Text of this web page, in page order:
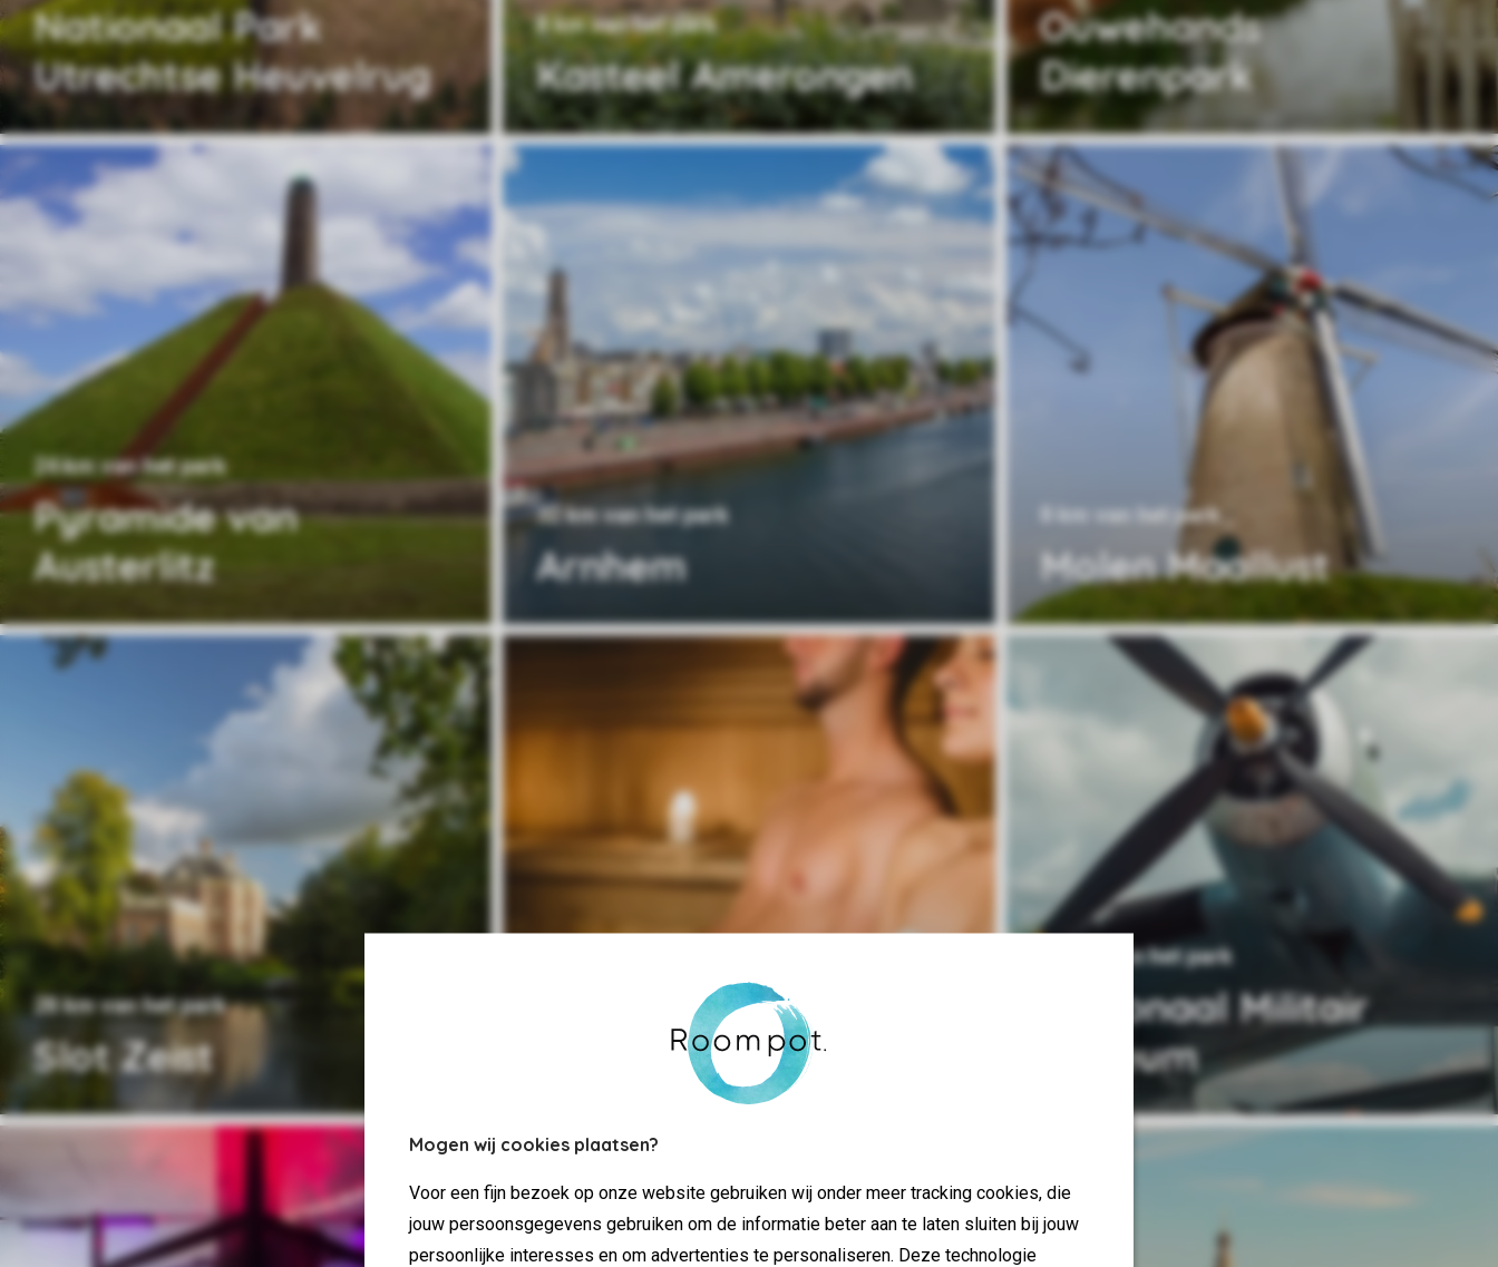
Mogen wij cookies plaatsen?
Voor een fijn bezoek op onze website gebruiken wij onder meer tracking cookies, die
jouw persoonsgegevens gebruiken om de informatie beter aan te laten sluiten bij jouw
persoonlijke interesses en om advertenties te personaliseren. Deze technologie
Nationaal Park
Utrechtse Heuvelrug
Kasteel Amerongen
8 km van het park
Ouwehands
Dierenpark
Pyramide van
Austerlitz
24 km van het park
Arnhem
32 km van het park
Molen Maallust
8 km van het park
Slot Zeist
28 km van het park
Sauna de Heuvelrug
4 km van het park
Nationaal Militair
Museum
34 km van het park